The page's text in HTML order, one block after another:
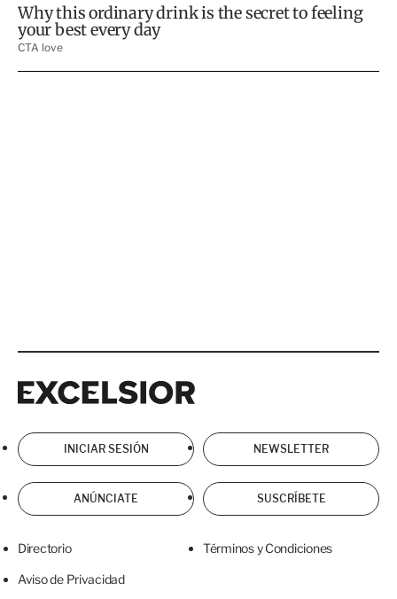
INICIAR SESIÓN NEWSLETTER
ANÚNCIATE SUSCRÍBETE
Directorio Términos y Condiciones
Aviso de Privacidad